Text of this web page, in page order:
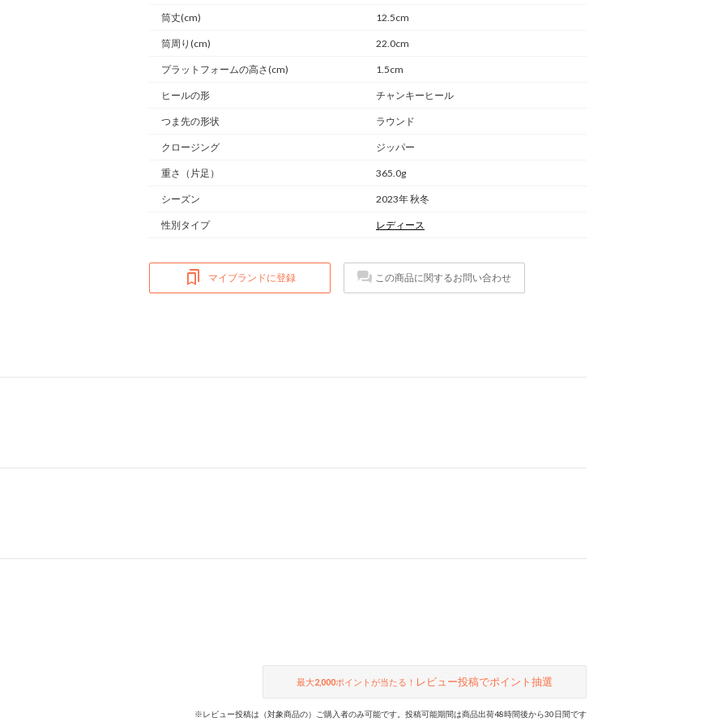
筒丈(cm) 12.5cm
筒周り(cm) 22.0cm
プラットフォームの高さ(cm) 1.5cm
ヒールの形 チャンキーヒール
つま先の形状 ラウンド
クロージング ジッパー
重さ （片足） 365.0g
シーズン 2023年 秋冬
性別タイプ レディース
マイブランドに登録 この商品に関するお問い合わせ
最大2,000ポイントが当たる！ レビュー投稿でポイント抽選
※レビュー投稿は（対象商品の）ご購入者のみ可能です。投稿可能期間は商品出荷48時間後から30日間です